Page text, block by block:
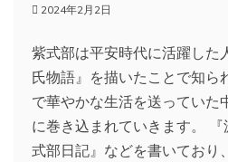
2024年2月2日
紫式部は平安時代に活躍した
氏物語』を描いたことで知ら
で華やかな生活を送っていた
に巻き込まれていきます。
式部日記』などを書いており